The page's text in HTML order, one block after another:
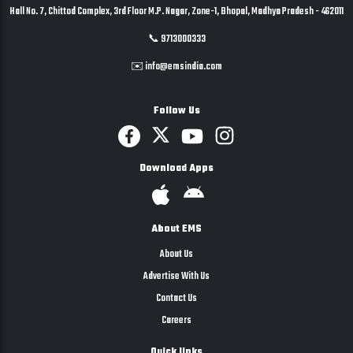
Hall No. 7, Chittod Complex, 3rd Floor M.P. Nagar, Zone-1, Bhopal, Madhya Pradesh - 462011
📞 9713000333
✉️ info@emsindia.com
Follow Us
Download Apps
About EMS
About Us
Advertise With Us
Contact Us
Careers